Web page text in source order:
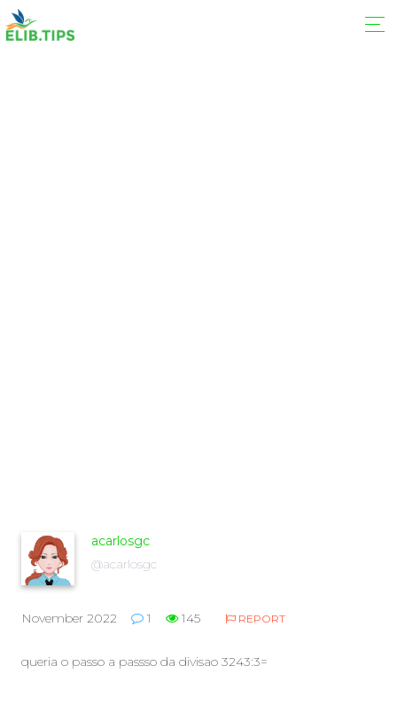
acarlosgc
@acarlosgc
November 2022 1 145 REPORT
queria o passo a passso da divisao 3243:3=